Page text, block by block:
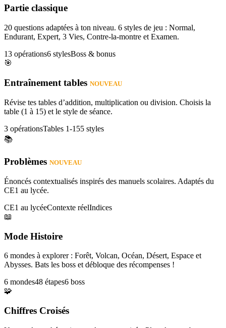
Partie classique
20 questions adaptées à ton niveau. 6 styles de jeu : Normal,
Endurant, Expert, 3 Vies, Contre-la-montre et Examen.
13 opérations6 stylesBoss & bonus
🎯
Entraînement tables NOUVEAU
Révise tes tables d’addition, multiplication ou division. Choisis la
table (1 à 15) et le style de séance.
3 opérationsTables 1-155 styles
📚
Problèmes NOUVEAU
Énoncés contextualisés inspirés des manuels scolaires. Adaptés du
CE1 au lycée.
CE1 au lycéeContexte réelIndices
📖
Mode Histoire
6 mondes à explorer : Forêt, Volcan, Océan, Désert, Espace et
Abysses. Bats les boss et débloque des récompenses !
6 mondes48 étapes6 boss
🧩
Chiffres Croisés